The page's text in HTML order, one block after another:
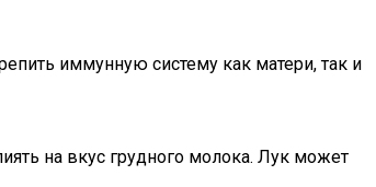
иммунную систему как матери, так и
на вкус грудного молока. Лук может